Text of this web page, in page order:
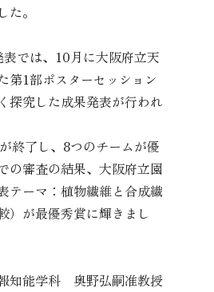
。
では、10月に大阪府立天
第1部ポスターセッション
探究した成果発表が行われ
終了し、8つのチームが優
の審査の結果、大阪府立園
テーマ：植物繊維と合成繊
）が最優秀賞に輝きまし
知能学科 奥野弘嗣准教授